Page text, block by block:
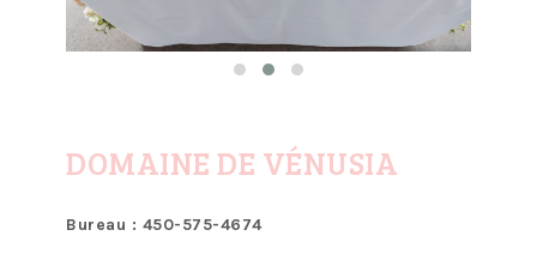
DOMAINE DE VÉNUSIA
Bureau : 450-575-4674